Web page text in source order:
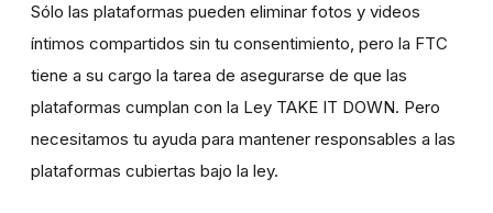
Sólo las plataformas pueden eliminar fotos y videos
íntimos compartidos sin tu consentimiento, pero la FTC
tiene a su cargo la tarea de asegurarse de que las
plataformas cumplan con la Ley TAKE IT DOWN. Pero
necesitamos tu ayuda para mantener responsables a las
plataformas cubiertas bajo la ley.